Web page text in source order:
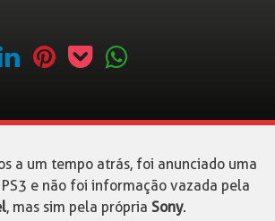
a um tempo atrás, foi anunciado uma
e não foi informação vazada pela
, mas sim pela própria Sony.